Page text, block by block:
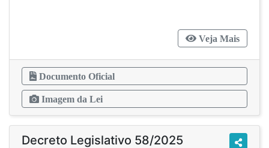
Veja Mais
Documento Oficial
Imagem da Lei
Decreto Legislativo 58/2025